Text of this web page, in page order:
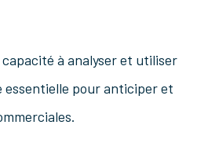
à analyser et utiliser
essentielle pour anticiper et